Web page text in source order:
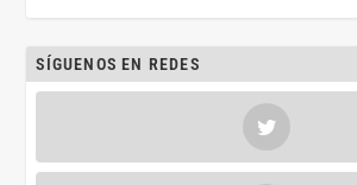
SÍGUENOS EN REDES